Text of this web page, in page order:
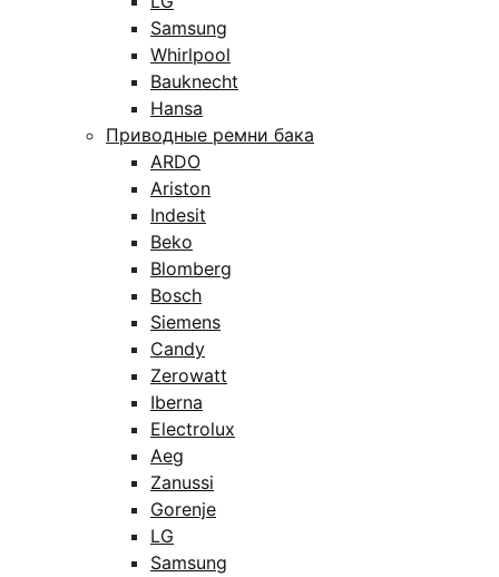
Samsung
Whirlpool
Bauknecht
Hansa
Приводные ремни бака
ARDO
Ariston
Indesit
Beko
Blomberg
Bosch
Siemens
Candy
Zerowatt
Iberna
Electrolux
Aeg
Zanussi
Gorenje
LG
Samsung